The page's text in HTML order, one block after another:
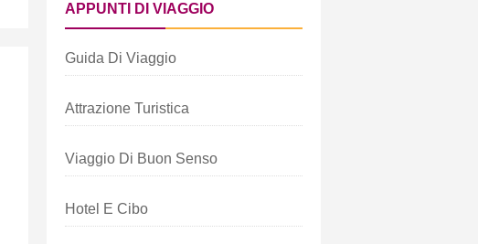
APPUNTI DI VIAGGIO
Guida Di Viaggio
Attrazione Turistica
Viaggio Di Buon Senso
Hotel E Cibo